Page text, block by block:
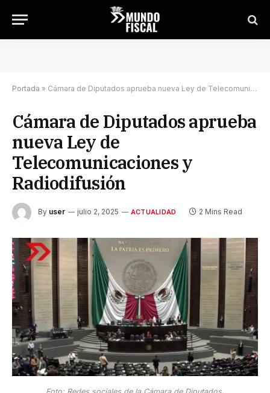
Portada » Cámara de Diputados aprueba nueva Ley de Telecomunicaciones y Radiodifusión
Cámara de Diputados aprueba
nueva Ley de
Telecomunicaciones y
Radiodifusión
By user julio 2, 2025 ACTUALIDAD 2 Mins Read